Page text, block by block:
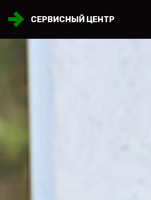
СЕРВИСНЫЙ ЦЕНТР